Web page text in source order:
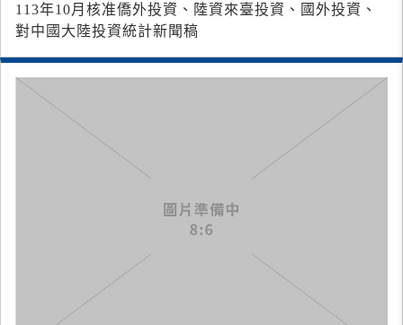
113年10月核准僑外投資、陸資來臺投資、國外投資、
對中國大陸投資統計新聞稿